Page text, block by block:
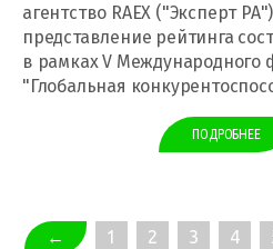
агентство RAEX ("Эксперт
представление рейтинга
в рамках V Международного
"Глобальная
ПОДРОБНЕЕ
← 1 2 3 4